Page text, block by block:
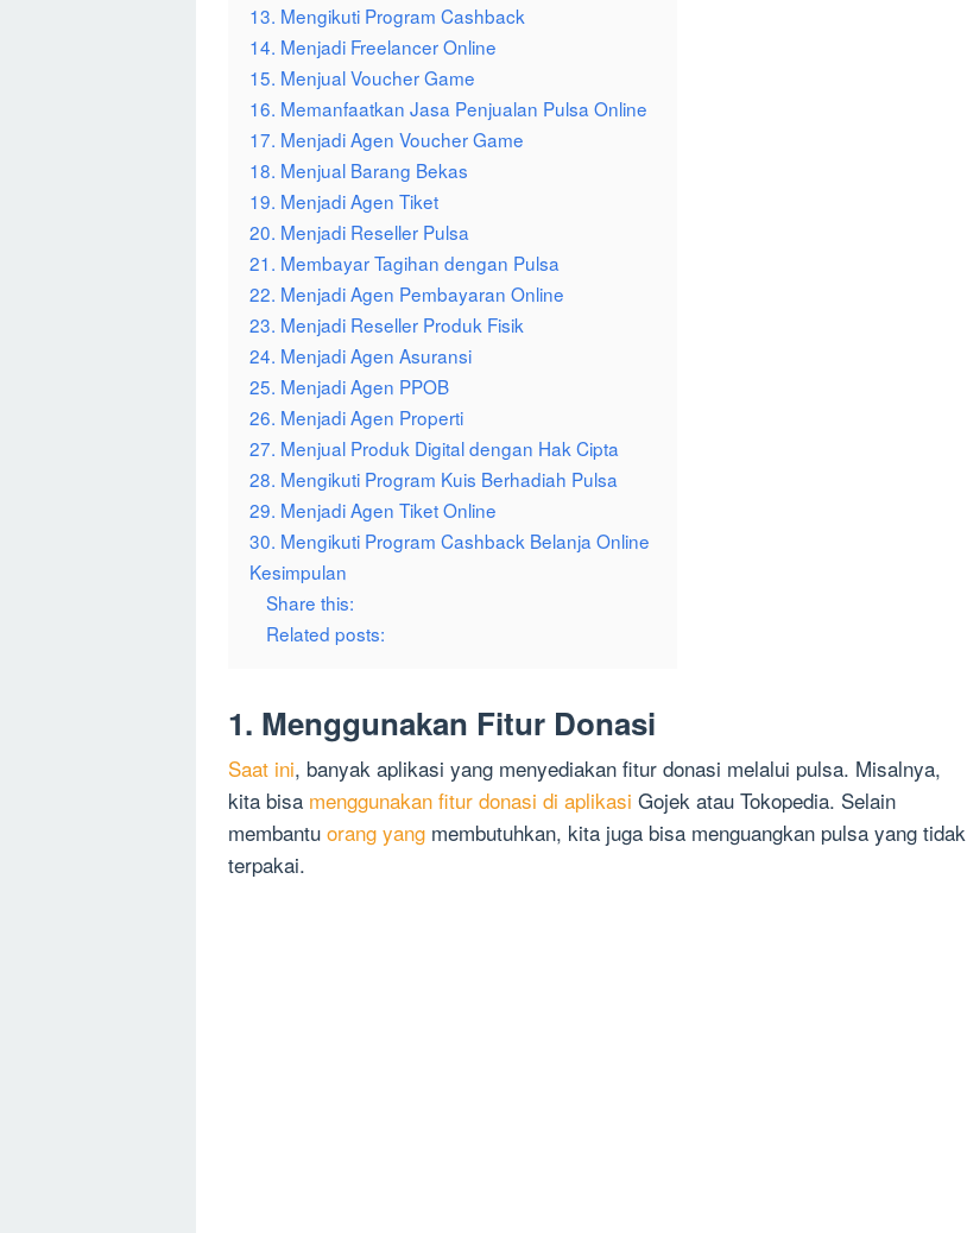
13. Mengikuti Program Cashback
14. Menjadi Freelancer Online
15. Menjual Voucher Game
16. Memanfaatkan Jasa Penjualan Pulsa Online
17. Menjadi Agen Voucher Game
18. Menjual Barang Bekas
19. Menjadi Agen Tiket
20. Menjadi Reseller Pulsa
21. Membayar Tagihan dengan Pulsa
22. Menjadi Agen Pembayaran Online
23. Menjadi Reseller Produk Fisik
24. Menjadi Agen Asuransi
25. Menjadi Agen PPOB
26. Menjadi Agen Properti
27. Menjual Produk Digital dengan Hak Cipta
28. Mengikuti Program Kuis Berhadiah Pulsa
29. Menjadi Agen Tiket Online
30. Mengikuti Program Cashback Belanja Online
Kesimpulan
Share this:
Related posts:
1. Menggunakan Fitur Donasi
Saat ini, banyak aplikasi yang menyediakan fitur donasi melalui pulsa. Misalnya,
kita bisa menggunakan fitur donasi di aplikasi Gojek atau Tokopedia. Selain
membantu orang yang membutuhkan, kita juga bisa menguangkan pulsa yang tidak
terpakai.